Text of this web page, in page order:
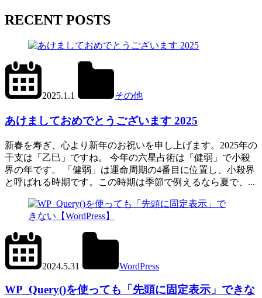
RECENT POSTS
2025.1.1 その他
あけましておめでとうございます 2025
新春を寿ぎ、心より新年のお祝いを申し上げます。2025年の
干支は「乙巳」ですね。 今年の六星占術は「健弱」で小殺
界の年です。 「健弱」は運命周期の4番目に位置し、小殺界
と呼ばれる時期です。この時期は季節で例えるなら夏で、...
2024.5.31
WordPress
WP_Query()を使っても「先頭に固定表示」できな